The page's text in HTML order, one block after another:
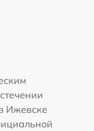
Ижевске